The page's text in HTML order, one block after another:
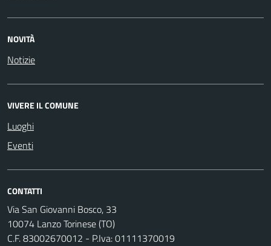
NOVITÀ
Notizie
VIVERE IL COMUNE
Luoghi
Eventi
CONTATTI
Via San Giovanni Bosco, 33
10074 Lanzo Torinese (TO)
C.F. 83002670012 - P.Iva: 01111370019